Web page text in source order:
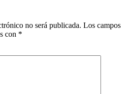
no será publicada. Los campos
con *